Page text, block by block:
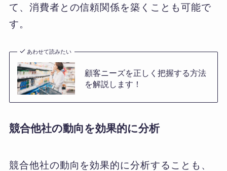
て、消費者との信頼関係を築くことも可能で
す。
あわせて読みたい
顧客ニーズを正しく把握する方法
を解説します！
競合他社の動向を効果的に分析
競合他社の動向を効果的に分析することも、